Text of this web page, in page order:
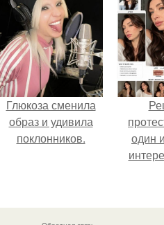
Глюкоза сменила
образ и удивила
поклонников.
один